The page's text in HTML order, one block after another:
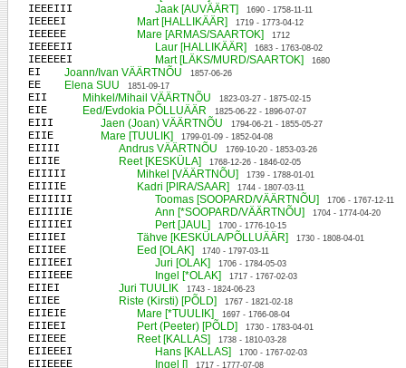
IEEEIII Jaak [AUVÄÄRT] 1690 - 1758-11-11
IEEEEI Mart [HALLIKÄÄR] 1719 - 1773-04-12
IEEEEE Mare [ARMAS/SAARTOK] 1712
IEEEEII Laur [HALLIKÄÄR] 1683 - 1763-08-02
IEEEEEI Mart [LÄKS/MURD/SAARTOK] 1680
EI Joann/Ivan VÄÄRTNÕU 1857-06-26
EE Elena SUU 1851-09-17
EII Mihkel/Mihail VÄÄRTNÕU 1823-03-27 - 1875-02-15
EIE Eed/Evdokia PÕLLUÄÄR 1825-06-22 - 1896-07-07
EIII Jaen (Joan) VÄÄRTNÕU 1794-06-21 - 1855-05-27
EIIE Mare [TUULIK] 1799-01-09 - 1852-04-08
EIIII Andrus VÄÄRTNÕU 1769-10-20 - 1853-03-26
EIIIE Reet [KESKÜLA] 1768-12-26 - 1846-02-05
EIIIII Mihkel [VÄÄRTNÕU] 1739 - 1788-01-01
EIIIIE Kadri [PIRA/SAAR] 1744 - 1807-03-11
EIIIIII Toomas [SOOPARD/VÄÄRTNÕU] 1706 - 1767-12-11
EIIIIIE Ann [*SOOPARD/VÄÄRTNÕU] 1704 - 1774-04-20
EIIIIEI Pert [JAUL] 1700 - 1776-10-15
EIIIEI Tähve [KESKÜLA/PÕLLUÄÄR] 1730 - 1808-04-01
EIIIEE Eed [OLAK] 1740 - 1797-03-11
EIIIEEI Juri [OLAK] 1706 - 1784-05-03
EIIIEEE Ingel [*OLAK] 1717 - 1767-02-03
EIIEI Juri TUULIK 1743 - 1824-06-23
EIIEE Riste (Kirsti) [PÕLD] 1767 - 1821-02-18
EIIEIE Mare [*TUULIK] 1697 - 1766-08-04
EIIEEI Pert (Peeter) [PÕLD] 1730 - 1783-04-01
EIIEEE Reet [KALLAS] 1738 - 1810-03-28
EIIEEEI Hans [KALLAS] 1700 - 1767-02-03
EIIEEEE Ingel [] 1717 - 1777-07-08